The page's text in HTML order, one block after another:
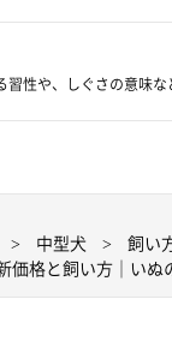
習性や、しぐさの意味
中型犬 飼い
格と飼い方｜いぬ